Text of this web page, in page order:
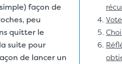
façon de
peu
quitter le
suite pour
de lancer un